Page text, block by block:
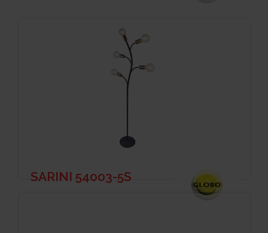
SARINI 54003-5S